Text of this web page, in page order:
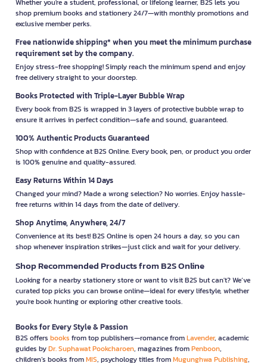
Whether you're a student, professional, or lifelong learner, B2S lets you
shop premium books and stationery 24/7—with monthly promotions and
exclusive member perks.
Free nationwide shipping* when you meet the minimum purchase
requirement set by the company.
Enjoy stress-free shopping! Simply reach the minimum spend and enjoy
free delivery straight to your doorstep.
Books Protected with Triple-Layer Bubble Wrap
Every book from B2S is wrapped in 3 layers of protective bubble wrap to
ensure it arrives in perfect condition—safe and sound, guaranteed.
100% Authentic Products Guaranteed
Shop with confidence at B2S Online. Every book, pen, or product you order
is 100% genuine and quality-assured.
Easy Returns Within 14 Days
Changed your mind? Made a wrong selection? No worries. Enjoy hassle-
free returns within 14 days from the date of delivery.
Shop Anytime, Anywhere, 24/7
Convenience at its best! B2S Online is open 24 hours a day, so you can
shop whenever inspiration strikes—just click and wait for your delivery.
Shop Recommended Products from B2S Online
Looking for a nearby stationery store or want to visit B2S but can't? We’ve
curated top picks you can browse online—ideal for every lifestyle, whether
you're book hunting or exploring other creative tools.
Books for Every Style & Passion
B2S offers books from top publishers—romance fromLavender, academic
guides byDr. Suphawat Pookcharoen, magazines fromPenboon,
children’s books fromMIS, psychology titles fromMugunghwa Publishing,